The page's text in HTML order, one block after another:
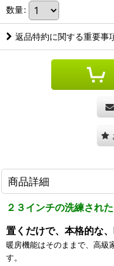
数量:
返品特約に関する重要事
商品詳細
２３インチの洗練された
置くだけで、本格的な
暖房機能はそのままで、高級
す。